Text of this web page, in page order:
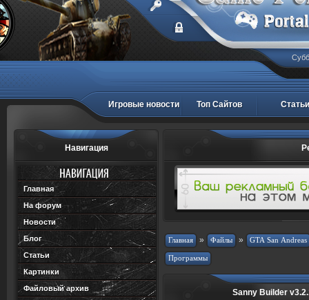
Игровые новости Топ Сайтов Статьи
Навигация
Главная
На форум
Новости
Блог
Статьи
Картинки
Файловый архив
» »
Sanny Builder